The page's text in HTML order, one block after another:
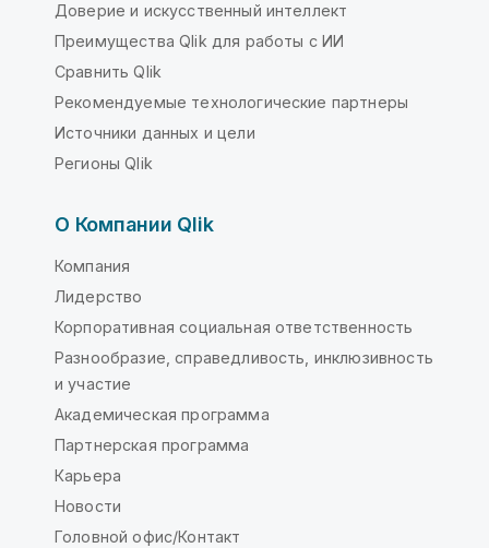
Доверие и искусственный интеллект
Преимущества Qlik для работы с ИИ
Сравнить Qlik
Рекомендуемые технологические партнеры
Источники данных и цели
Регионы Qlik
О Компании Qlik
Компания
Лидерство
Корпоративная социальная ответственность
Разнообразие, справедливость, инклюзивность
и участие
Академическая программа
Партнерская программа
Карьера
Новости
Головной офис/Контакт